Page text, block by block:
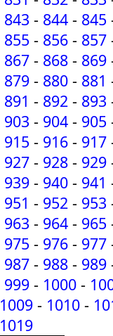
843 - 844 - 845
855 - 856 - 857
867 - 868 - 869
879 - 880 - 881
891 - 892 - 893
903 - 904 - 905
915 - 916 - 917
927 - 928 - 929
939 - 940 - 941
951 - 952 - 953
963 - 964 - 965
975 - 976 - 977
987 - 988 - 989
999 - 1000 -
1009 - 1010 -
1019